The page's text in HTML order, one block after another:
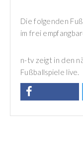
Die folgenden
im frei
n-tv zeigt in den
Fußballspiele live.